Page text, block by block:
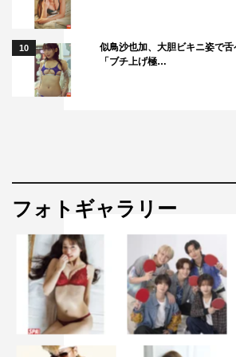
10
似鳥沙也加、大胆ビキニ姿で
「ブチ上げ極…
フォトギャラリー